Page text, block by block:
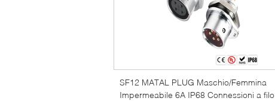
SF12 MATAL PLUG Maschio/Femmina
Impermeabile 6A IP68 Connessioni a filo